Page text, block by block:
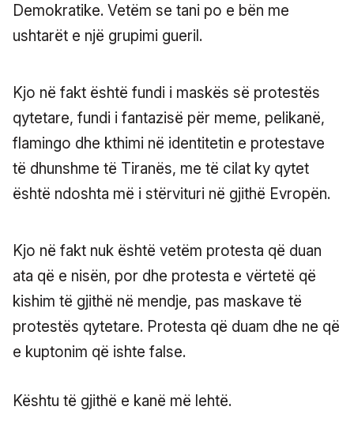
Demokratike. Vetëm se tani po e bën me
ushtarët e një grupimi gueril.
Kjo në fakt është fundi i maskës së protestës
qytetare, fundi i fantazisë për meme, pelikanë,
flamingo dhe kthimi në identitetin e protestave
të dhunshme të Tiranës, me të cilat ky qytet
është ndoshta më i stërvituri në gjithë Evropën.
Kjo në fakt nuk është vetëm protesta që duan
ata që e nisën, por dhe protesta e vërtetë që
kishim të gjithë në mendje, pas maskave të
protestës qytetare. Protesta që duam dhe ne që
e kuptonim që ishte false.
Kështu të gjithë e kanë më lehtë.